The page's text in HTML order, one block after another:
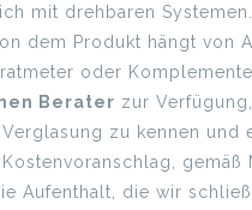
mit drehbaren
dem Produkt hängt von
oder
Berater zur
zu kennen und
gemäß
Aufenthalt, die wir